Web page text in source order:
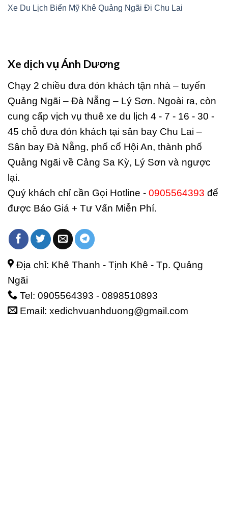
Xe Du Lịch Biển Mỹ Khê Quảng Ngãi Đi Chu Lai
Xe dịch vụ Ánh Dương
Chạy 2 chiều đưa đón khách tận nhà – tuyến
Quảng Ngãi – Đà Nẵng – Lý Sơn. Ngoài ra, còn
cung cấp vịch vụ thuê xe du lịch 4 - 7 - 16 - 30 -
45 chỗ đưa đón khách tại sân bay Chu Lai –
Sân bay Đà Nẵng, phố cổ Hội An, thành phố
Quảng Ngãi về Cảng Sa Kỳ, Lý Sơn và ngược
lại.
Quý khách chỉ cần Gọi Hotline - 0905564393 để
được Báo Giá + Tư Vấn Miễn Phí.
Địa chỉ: Khê Thanh - Tịnh Khê - Tp. Quảng
Ngãi
Tel: 0905564393 - 0898510893
Email: xedichvuanhduong@gmail.com